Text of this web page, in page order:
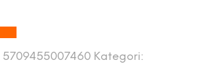
5709455007460 Kategori: